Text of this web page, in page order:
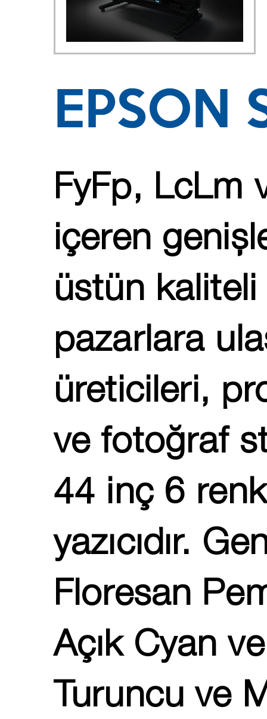
EPSON
FyFp, LcLm
içeren
üstün
pazarlara
üreticileri,
ve fotoğraf
44 inç 6
yazıcıdır.
Floresan
Açık Cyan
Turuncu ve